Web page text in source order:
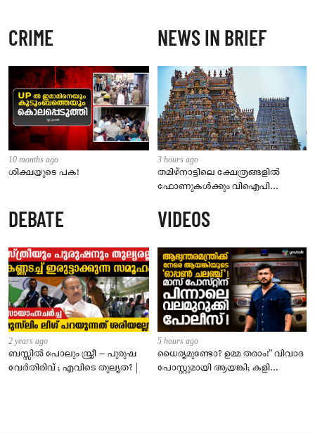
CRIME
10 months ago
ശിക്ഷയുടെ പക!
NEWS IN BRIEF
3 hours ago
തമിഴ്‌നാട്ടിലെ ക്ഷേത്രങ്ങളിൽ
ഫോണുകൾക്കും വിഐപി
സെപ്റ്റംബർ 1 മുതൽ നിലവിൽ
വരും
DEBATE
2 years ago
ബസ്സിൽ പോലും സ്ത്രീ – പുരുഷ
വേർതിരിവ് ; എവിടെ തുല്യത? |
VIDEOS
5 hours ago
ധൈര്യമുണ്ടോ? ഉമ്മ തരാം!” വിവാദ
പോസ്റ്റുമായി ആയങ്കി; കളി